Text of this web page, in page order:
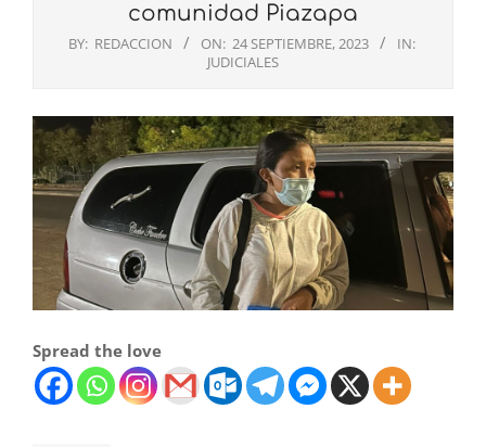
comunidad Piazapa
BY: REDACCION ON: 24 SEPTIEMBRE, 2023
IN:
JUDICIALES
Spread the love